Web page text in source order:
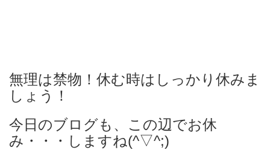
無理は禁物！休む時はしっかり休みま
しょう！
今日のブログも、この辺でお休
み・・・しますね(^▽^;)